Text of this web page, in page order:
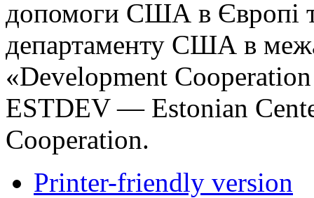
допомоги США в Європі
департаменту США в
«Development
ESTDEV — Estonian
Cooperation.
Printer-friendly version